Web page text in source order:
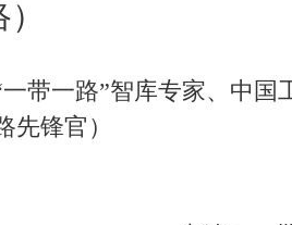
一带一路”智库专家、中
先锋官）